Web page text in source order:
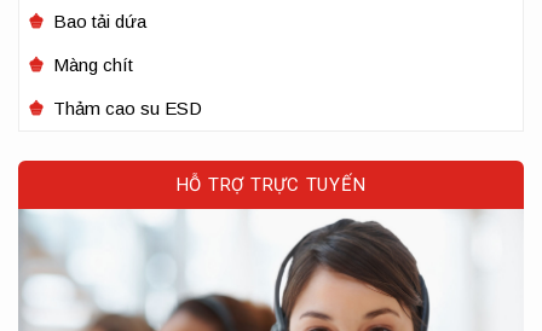
Bao tải dứa
Màng chít
Thảm cao su ESD
HỖ TRỢ TRỰC TUYẾN